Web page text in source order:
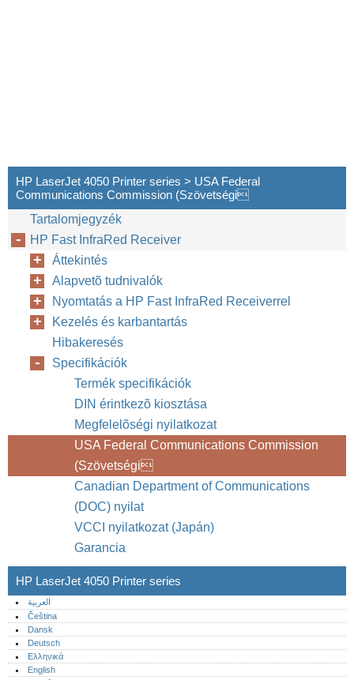
20 HP Fast InfraRed Receiver
HP LaserJet 4050 Printer series > USA Federal
Communications Commission (Szövetségi
Tartalomjegyzék
HP Fast InfraRed Receiver
Áttekintés
Alapvetõ tudnivalók
Nyomtatás a HP Fast InfraRed Receiverrel
Kezelés és karbantartás
Hibakeresés
Specifikációk
Termék specifikációk
DIN érintkezõ kiosztása
Megfelelõségi nyilatkozat
USA Federal Communications Commission
(Szövetségi
Canadian Department of Communications
(DOC) nyilat
VCCI nyilatkozat (Japán)
Garancia
HP LaserJet 4050 Printer series
العربية
Čeština
Dansk
Deutsch
Ελληνικά
English